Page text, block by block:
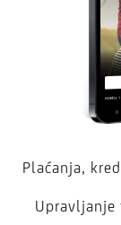
Plaćanja,
Upravljanje